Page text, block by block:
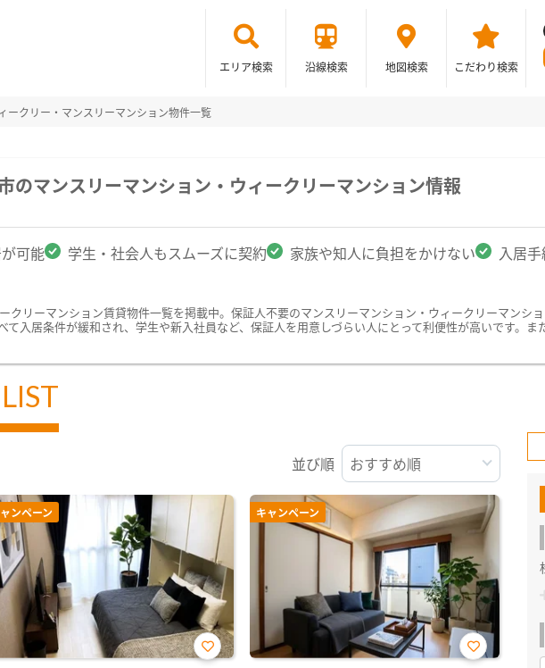
エリア検索 沿線検索 地図検索 こだわり検索
ークリー・マンスリーマンション物件一覧
のマンスリーマンション・ウィークリーマンション情報
可能 学生・社会人もスムーズに契約 家族や知人に負担をかけない 入居
クリーマンション賃貸物件一覧を掲載中。保証人不要のマンスリーマンション・ウィークリーマンシ
て入居条件が緩和され、学生や新入社員など、保証人を用意しづらい人にとって利便性が高いです。
並び順
ンペーン キャンペーン